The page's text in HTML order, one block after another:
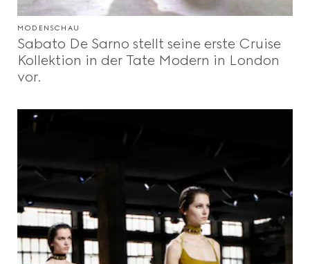
MODENSCHAU
Sabato De Sarno stellt seine erste Cruise
Kollektion in der Tate Modern in London
vor.